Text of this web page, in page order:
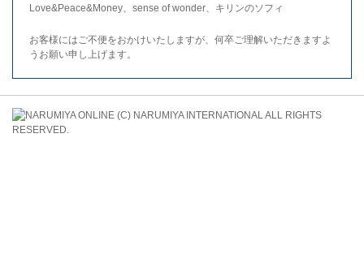
Love&Peace&Money、sense of wonder、キリンのソフィ
お客様にはご不便をおかけいたしますが、何卒ご理解いただきますよ
うお願い申し上げます。